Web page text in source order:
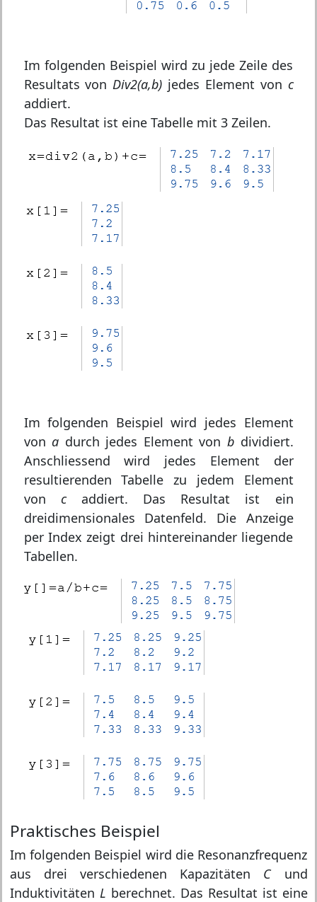
Im folgenden Beispiel wird zu jede Zeile des
Resultats vonDiv2(a,b) jedes Element von c
addiert.
Das Resultat ist eine Tabelle mit 3 Zeilen.
Im folgenden Beispiel wird jedes Element
vona durch jedes Element von bdividiert.
Anschliessend wird jedes Element der
resultierenden Tabelle zu jedem Element
von caddiert. Das Resultat ist ein
dreidimensionales Datenfeld. Die Anzeige
per Index zeigt drei hintereinander liegende
Tabellen.
Praktisches Beispiel
Im folgenden Beispiel wird die Resonanzfrequenz
aus drei verschiedenen Kapazitäten Cund
Induktivitäten L berechnet. Das Resultat ist eine